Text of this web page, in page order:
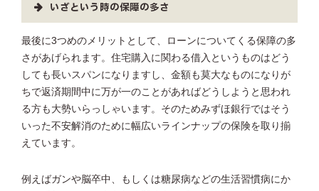
いざという時の保障の多さ
最後に3つめのメリットとして、ローンについてくる保障の多
さがあげられます。住宅購入に関わる借入というものはどう
しても長いスパンになりますし、金額も莫大なものになりが
ちで返済期間中に万が一のことがあればどうしようと思われ
る方も大勢いらっしゃいます。そのためみずほ銀行ではそう
いった不安解消のために幅広いラインナップの保険を取り揃
えています。
例えばガンや脳卒中、もしくは糖尿病などの生活習慣病にか